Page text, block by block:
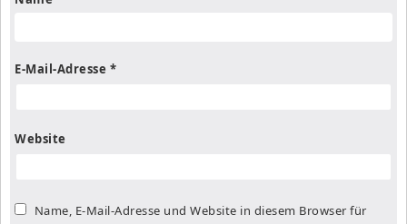
E-Mail-Adresse *
Website
Name, E-Mail-Adresse und Website in diesem Browser für